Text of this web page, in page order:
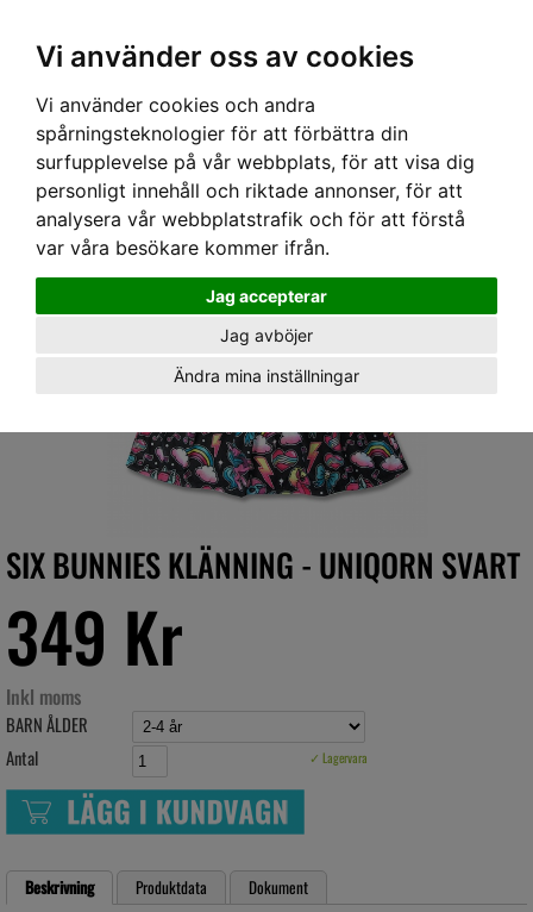
Vi använder oss av cookies
Vi använder cookies och andra
spårningsteknologier för att förbättra din
surfupplevelse på vår webbplats, för att visa dig
personligt innehåll och riktade annonser, för att
analysera vår webbplatstrafik och för att förstå
var våra besökare kommer ifrån.
Jag accepterar
Jag avböjer
Ändra mina inställningar
Hem› BARN›KLÄNNINGAR› SIX BUNNIES KLÄNNING - UNIQORN SVART
SIX BUNNIES KLÄNNING - UNIQORN SVART
349 Kr
Inkl moms
BARN ÅLDER
Antal
✓ Lagervara
Beskrivning Produktdata
Dokument